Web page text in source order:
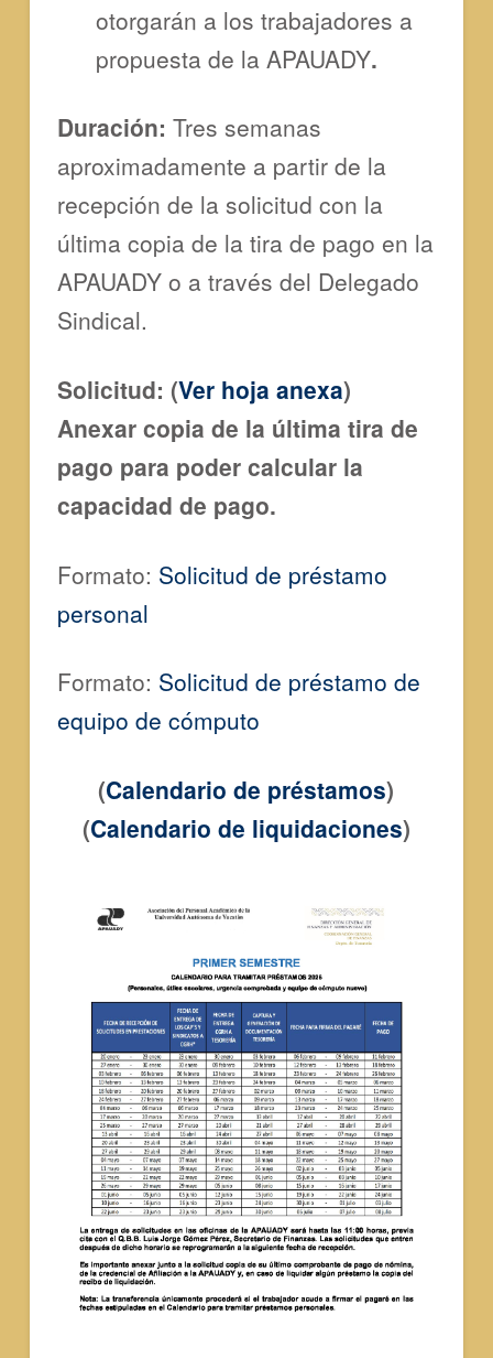
otorgarán a los trabajadores a
propuesta de la APAUADY.
Duración: Tres semanas
aproximadamente a partir de la
recepción de la solicitud con la
última copia de la tira de pago en la
APAUADY o a través del Delegado
Sindical.
Solicitud: (Ver hoja anexa)
Anexar copia de la última tira de
pago para poder calcular la
capacidad de pago.
Formato: Solicitud de préstamo
personal
Formato: Solicitud de préstamo de
equipo de cómputo
(Calendario de préstamos)
(Calendario de liquidaciones)